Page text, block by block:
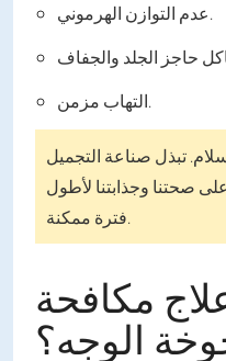
عدم التوازن الهرموني.
التهاب مزمن.
تبذل صناعة التجميل
صحتنا وجذابتنا لأطول
فترة ممكنة.
مكافحة
الوجه؟